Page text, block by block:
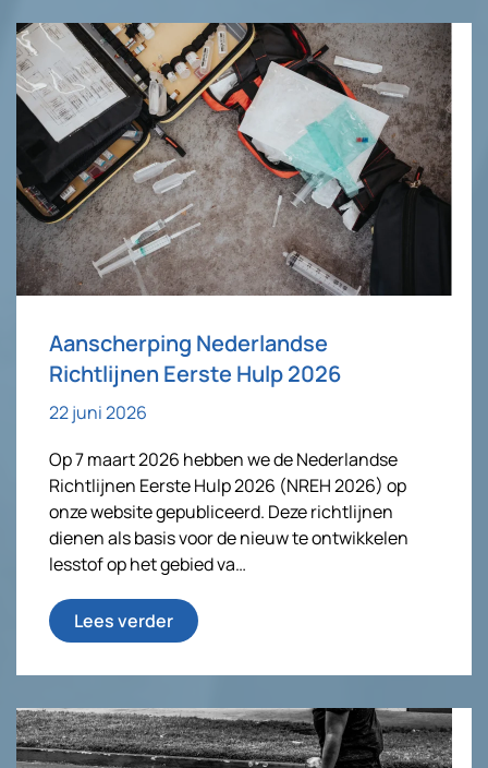
Aanscherping Nederlandse
Richtlijnen Eerste Hulp 2026
22 juni 2026
Op 7 maart 2026 hebben we de Nederlandse
Richtlijnen Eerste Hulp 2026 (NREH 2026) op
onze website gepubliceerd. Deze richtlijnen
dienen als basis voor de nieuw te ontwikkelen
lesstof op het gebied va…
Lees verder